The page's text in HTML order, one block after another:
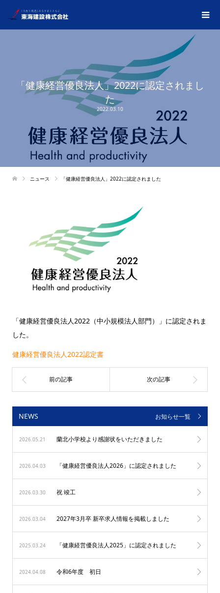
「健康経営優良法人」2022に認定されまし
た
2022.03.10
ニュース 「健康経営優良法人」2022に認定されました
「健康経営優良法人2022（中小規模法人部門）」に認定されま
した。
健康経営優良法人2022認定書
NEWS お知らせ一覧
2026.05.21 蘭北小学校より感謝状をいただきました
2026.04.03 「健康経営優良法人2026」に認定されました
2026.03.30 祝 竣工
2026.03.04 2027年3月卒 新卒求人情報を掲載しました
2025.03.24 「健康経営優良法人2025」に認定されました
2024.04.08 令和6年度 初日